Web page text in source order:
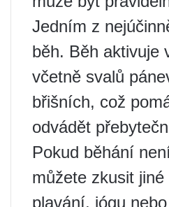
Jedním z
běh. Běh aktivuje
včetně svalů
břišních, což
odvádět
Pokud běhání
můžete zkusit
plavání, jógu